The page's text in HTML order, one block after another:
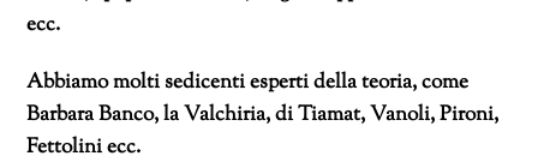
ecc.
Abbiamo molti sedicenti esperti della teoria, come
Barbara Banco, la Valchiria, di Tiamat, Vanoli, Pironi,
Fettolini ecc.